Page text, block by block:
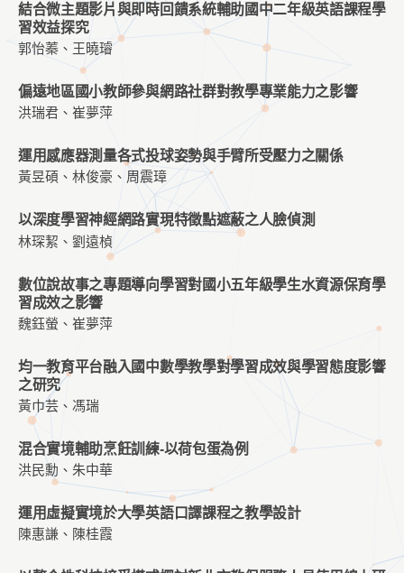
結合微主題影片與即時回饋系統輔助國中二年級英語課程學
習效益探究
郭怡蓁、王曉璿
偏遠地區國小教師參與網路社群對教學專業能力之影響
洪瑞君、崔夢萍
運用感應器測量各式投球姿勢與手臂所受壓力之關係
黃昱碩、林俊豪、周震璋
以深度學習神經網路實現特徵點遮蔽之人臉偵測
林琛絜、劉遠楨
數位說故事之專題導向學習對國小五年級學生水資源保育學
習成效之影響
魏鈺螢、崔夢萍
均一教育平台融入國中數學教學對學習成效與學習態度影響
之研究
黃巾芸、馮瑞
混合實境輔助烹飪訓練-以荷包蛋為例
洪民勳、朱中華
運用虛擬實境於大學英語口譯課程之教學設計
陳惠謙、陳桂霞